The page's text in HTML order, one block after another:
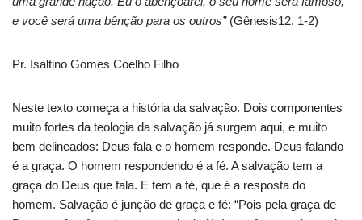
e você será uma bênção para os outros”(Gênesis12. 1-2)
Pr. Isaltino Gomes Coelho Filho
Neste texto começa a história da salvação. Dois componentes
muito fortes da teologia da salvação já surgem aqui, e muito
bem delineados: Deus fala e o homem responde. Deus falando
é a graça. O homem respondendo é a fé. A salvação tem a
graça do Deus que fala. E tem a fé, que é a resposta do
homem. Salvação é junção de graça e fé: “Pois pela graça de